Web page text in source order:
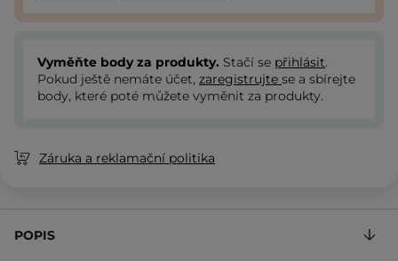
Vyměňte body za produkty. Stačí se přihlásit.
Pokud ještě nemáte účet, zaregistrujte se a sbírejte
body, které poté můžete vyměnit za produkty.
Záruka a reklamační politika
POPIS